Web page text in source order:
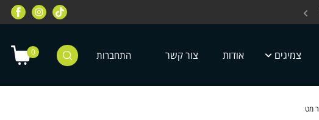
מחלקת ציוד מיגון לילדים
צמיגים אודות צור קשר התחברות 0